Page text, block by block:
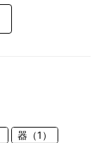
器（1）